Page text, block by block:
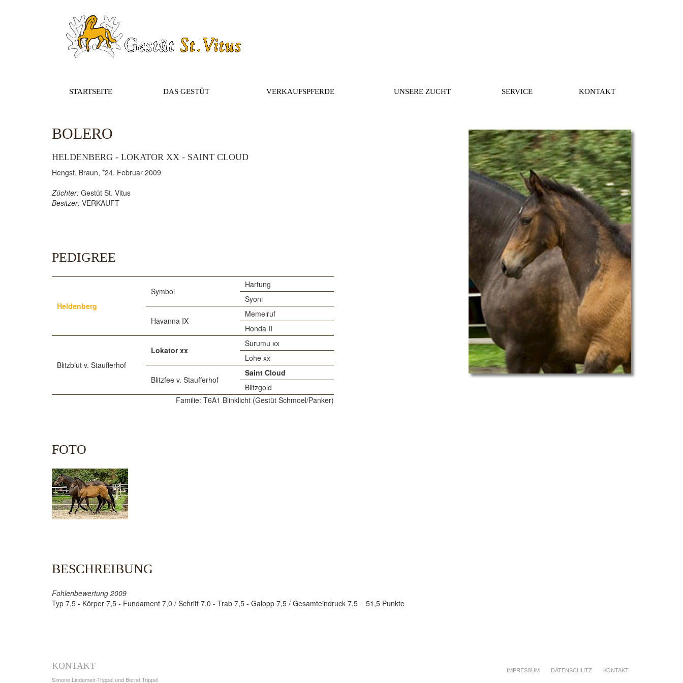
STARTSEITE DAS GESTÜT VERKAUFSPFERDE UNSERE ZUCHT SERVICE KONTAKT
BOLERO
HELDENBERG - LOKATOR XX - SAINT CLOUD
Hengst, Braun, *24. Februar 2009
Züchter: Gestüt St. Vitus
Besitzer: VERKAUFT
PEDIGREE
Heldenberg
Symbol
Hartung
Syoni
Havanna IX
Memelruf
Honda II
Blitzblut v. Staufferhof
Lokator xx
Surumu xx
Lohe xx
Blitzfee v. Staufferhof
Saint Cloud
Blitzgold
Familie: T6A1 Blinklicht (Gestüt Schmoel/Panker)
FOTO
BESCHREIBUNG
Fohlenbewertung 2009
Typ 7,5 - Körper 7,5 - Fundament 7,0 / Schritt 7,0 - Trab 7,5 - Galopp 7,5 / Gesamteindruck 7,5 = 51,5 Punkte
KONTAKT
Simone Lindemeir-Trippel und Bernd Trippel
IMPRESSUM DATENSCHUTZ KONTAKT